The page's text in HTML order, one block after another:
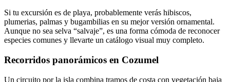
Si tu excursión es de playa, probablemente verás hibiscos,
plumerias, palmas y bugambilias en su mejor versión ornamental.
Aunque no sea selva “salvaje”, es una forma cómoda de reconocer
especies comunes y llevarte un catálogo visual muy completo.
Recorridos panorámicos en Cozumel
Un circuito por la isla combina tramos de costa con vegetación baja